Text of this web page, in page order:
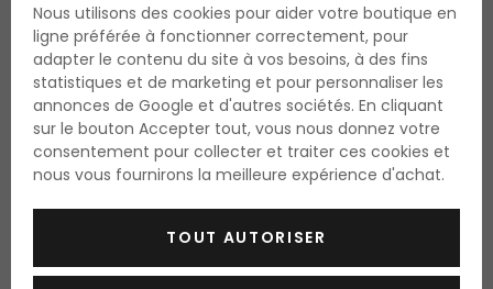
100 ml
disponible
26.90 Fr.
26.90 Fr. / 100 ml
Eau de parfum
120 ml
disponible
53.75 Fr.
44.80 Fr. / 100 ml
Nous utilisons des cookies pour aider votre boutique en
ligne préférée à fonctionner correctement, pour
adapter le contenu du site à vos besoins, à des fins
statistiques et de marketing et pour personnaliser les
annonces de Google et d'autres sociétés. En cliquant
sur le bouton Accepter tout, vous nous donnez votre
consentement pour collecter et traiter ces cookies et
nous vous fournirons la meilleure expérience d'achat.
TOUT AUTORISER